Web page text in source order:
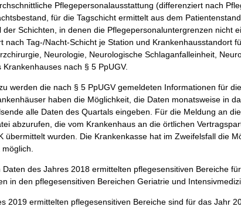
Pflegepersonalausstattung (differenziert nach
für die Tagschicht ermittelt aus dem
Schichten, in denen die Pflegepersonaluntergrenzen
Tag-/Nacht-Schicht je Station und Krankenhausstandort
Neurologie, Neurologische Schlaganfalleinheit,
nach § 5 PpUGV.
werden die nach § 5 PpUGV gemeldeten Informationen für
haben die Möglichkeit, die Daten monatsweise in
alle Daten des Quartals eingeben. Für die Meldung an
abzurufen, die vom Krankenhaus an die örtlichen
wurden. Die Krankenkasse hat im Zweifelsfall die
des Jahres 2018 ermittelten pflegesensitiven Bereiche
in den pflegesensitiven Bereichen Geriatrie und
2019 ermittelten pflegesensitiven Bereiche sind für das Jahr